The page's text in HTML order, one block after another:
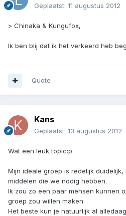
Geplaatst: 11 augustus 2012
> Chinaka & Kungufox,
Ik ben blij dat ik het verkeerd heb
Quote
Kans
Geplaatst: 13 augustus 2012
Wat een leuk topic:p
Mijn ideale groep is redelijk
middelen die we nodig hebben.
Ik zou zo een paar mensen kunnen
groep zou willen maken.
Het beste kun je natuurlijk al